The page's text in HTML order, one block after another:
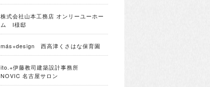
株式会社山本工務店 オンリーユーホー
ム I様邸
más+design 西高津くさはな保育園
ito.+伊藤教司建築設計事務所
NOVIC 名古屋サロン